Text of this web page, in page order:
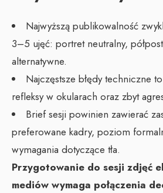
Najwyższą publikowalność
3–5 ujęć: portret neutralny,
alternatywne.
Najczęstsze błędy techniczne
refleksy w okularach oraz zbyt
Brief sesji powinien zawierać
preferowane kadry, poziom
wymagania dotyczące tła.
Przygotowanie do sesji zdjęć
mediów wymaga połączenia